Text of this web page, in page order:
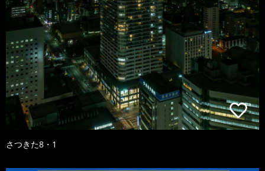
さつきた8・1